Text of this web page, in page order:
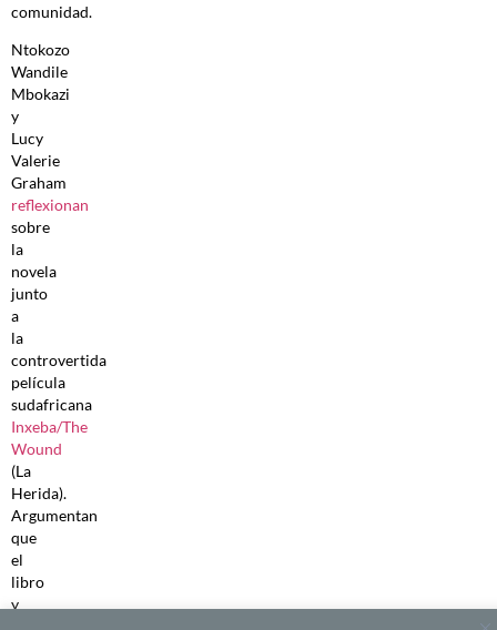
comunidad.
Ntokozo
Wandile
Mbokazi
y
Lucy
Valerie
Graham
reflexionan
sobre
la
novela
junto
a
la
controvertida
película
sudafricana
Inxeba/The
Wound
(La
Herida).
Argumentan
que
el
libro
y